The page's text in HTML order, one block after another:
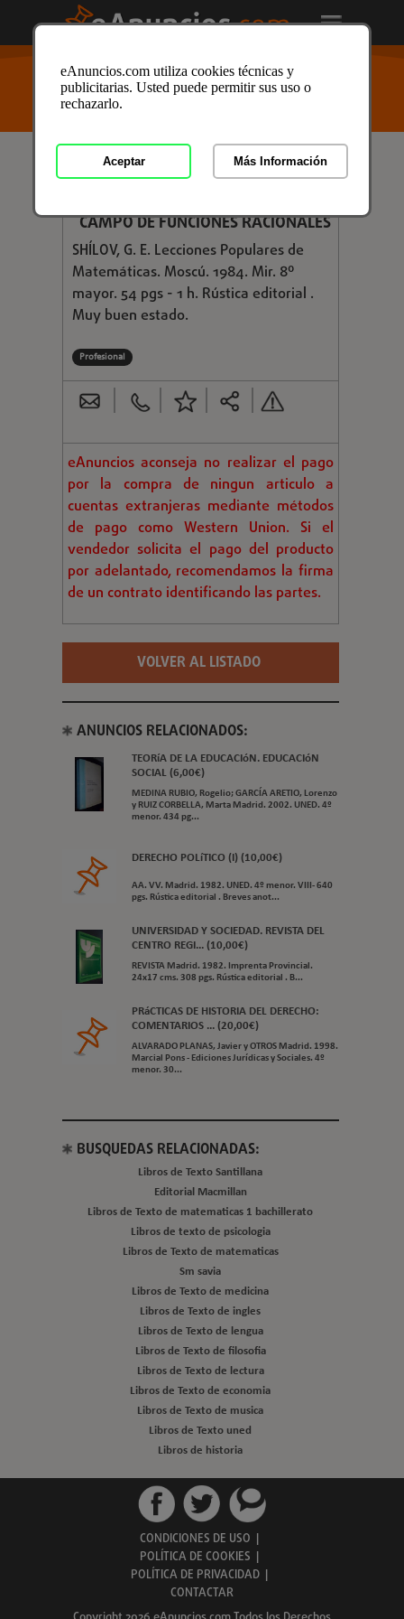
USTED ESTÁ AQUÍ>Anuncios clasificados/Formación
y Libros/Libros y Mas/Libros de Texto/Libros de
Texto en Soria/ Anuncio ID: 2930049
€ 6,00
CAMPO DE FUNCIONES RACIONALES
SHÍLOV, G. E. Lecciones Populares de
Matemáticas. Moscú. 1984. Mir. 8º
mayor. 54 pgs - 1 h. Rústica editorial .
Muy buen estado.
Profesional
eAnuncios aconseja no realizar el pago
por la compra de ningun articulo a
cuentas extranjeras mediante métodos
de pago como Western Union. Si el
vendedor solicita el pago del producto
por adelantado, recomendamos la firma
de un contrato identificando las partes.
VOLVER AL LISTADO
ANUNCIOS RELACIONADOS:
TEORíA DE LA EDUCACIóN. EDUCACIóN
SOCIAL (6,00€)
MEDINA RUBIO, Rogelio; GARCÍA ARETIO, Lorenzo
y RUIZ CORBELLA, Marta Madrid. 2002. UNED. 4º
menor. 434 pg...
DERECHO POLíTICO (I) (10,00€)
AA. VV. Madrid. 1982. UNED. 4º menor. VIII- 640
pgs. Rústica editorial . Breves anot...
UNIVERSIDAD Y SOCIEDAD. REVISTA DEL
CENTRO REGI... (10,00€)
REVISTA Madrid. 1982. Imprenta Provincial.
24x17 cms. 308 pgs. Rústica editorial . B...
PRáCTICAS DE HISTORIA DEL DERECHO:
COMENTARIOS ... (20,00€)
ALVARADO PLANAS, Javier y OTROS Madrid. 1998.
Marcial Pons - Ediciones Jurídicas y Sociales. 4º
menor. 30...
BUSQUEDAS RELACIONADAS:
Libros de Texto Santillana
Editorial Macmillan
Libros de Texto de matematicas 1 bachillerato
Libros de texto de psicologia
Libros de Texto de matematicas
Sm savia
Libros de Texto de medicina
Libros de Texto de ingles
Libros de Texto de lengua
Libros de Texto de filosofia
Libros de Texto de lectura
Libros de Texto de economia
Libros de Texto de musica
Libros de Texto uned
Libros de historia
CONDICIONES DE USO |
POLÍTICA DE COOKIES |
POLÍTICA DE PRIVACIDAD |
CONTACTAR
eAnuncios.com utiliza cookies técnicas y
publicitarias. Usted puede permitir sus uso o
rechazarlo.
Aceptar Más Información